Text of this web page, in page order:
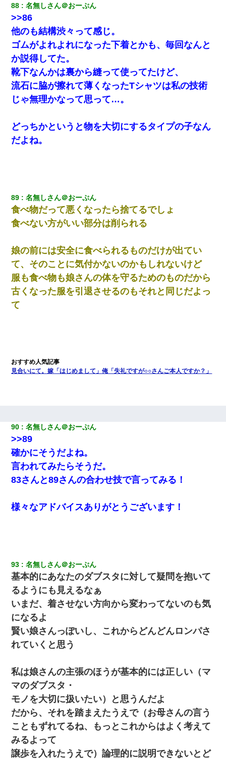
88 名無しさん＠おーぷん
>>86
他のも結構渋々って感じ。
ゴムがよれよれになった下着とかも、毎回なんと
か説得してた。
靴下なんかは裏から縫って使ってたけど、
流石に脇が擦れて薄くなったTシャツは私の技術
じゃ無理かなって思って…。
どっちかというと物を大切にするタイプの子なん
だよね。
89 名無しさん＠おーぷん
食べ物だって悪くなったら捨てるでしょ
食べない方がいい部分は削られる
娘の前には安全に食べられるものだけが出てい
て、そのことに気付かないのかもしれないけど
服も食べ物も娘さんの体を守るためのものだから
古くなった服を引退させるのもそれと同じだよっ
て
見合いにて。嫁「はじめまして」俺「失礼ですが○○さんご本人ですか？」
90 名無しさん＠おーぷん
>>89
確かにそうだよね。
言われてみたらそうだ。
83さんと89さんの合わせ技で言ってみる！
様々なアドバイスありがとうございます！
93 名無しさん＠おーぷん
基本的にあなたのダブスタに対して疑問を抱いて
るようにも見えるなぁ
いまだ、着させない方向から変わってないのも気
になるよ
賢い娘さんっぽいし、これからどんどんロンパさ
れていくと思う
私は娘さんの主張のほうが基本的には正しい（マ
マのダブスタ・
モノを大切に扱いたい）と思うんだよ
だから、それを踏まえたうえで（お母さんの言う
こともずれてるね、もっとこれからはよく考えて
みるよって
譲歩を入れたうえで）論理的に説明できないとど